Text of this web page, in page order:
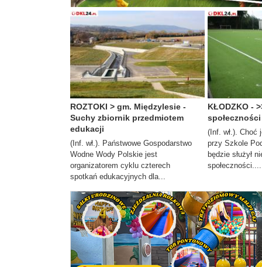
ROZTOKI > gm. Międzylesie -
Suchy zbiornik przedmiotem
edukacji
(Inf. wł.). Państwowe Gospodarstwo
Wodne Wody Polskie jest
organizatorem cyklu czterech
spotkań edukacyjnych dla...
KŁODZKO -
(Inf. wł.). Choć
przy Szkole
będzie służył
społeczności....